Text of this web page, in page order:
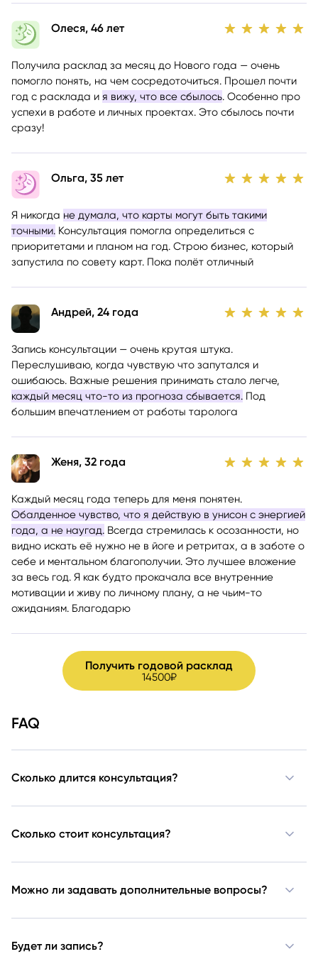
Олеся, 46 лет
Получила расклад за месяц до Нового года — очень
помогло понять, на чем сосредоточиться. Прошел почти
год с расклада и я вижу, что все сбылось. Особенно про
успехи в работе и личных проектах. Это сбылось почти
сразу!
Ольга, 35 лет
Я никогда не думала, что карты могут быть такими
точными. Консультация помогла определиться с
приоритетами и планом на год. Строю бизнес, который
запустила по совету карт. Пока полёт отличный
Андрей, 24 года
Запись консультации — очень крутая штука.
Переслушиваю, когда чувствую что запутался и
ошибаюсь. Важные решения принимать стало легче,
каждый месяц что-то из прогноза сбывается. Под
большим впечатлением от работы таролога
Женя, 32 года
Каждый месяц года теперь для меня понятен.
Обалденное чувство, что я действую в унисон с энергией
года, а не наугад. Всегда стремилась к осозанности, но
видно искать её нужно не в йоге и ретритах, а в заботе о
себе и ментальном благополучии. Это лучшее вложение
за весь год. Я как будто прокачала все внутренние
мотивации и живу по личному плану, а не чьим-то
ожиданиям. Благодарю
Получить годовой расклад
14500₽
FAQ
Сколько длится консультация?
Сколько стоит консультация?
Можно ли задавать дополнительные вопросы?
Будет ли запись?